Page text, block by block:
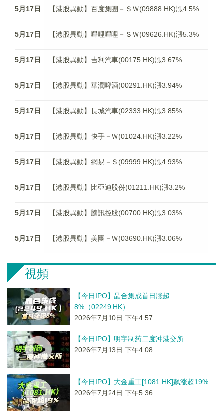
5月17日 【港股異動】百度集團－ＳＷ(09888.HK)漲4.5%
5月17日 【港股異動】嗶哩嗶哩－ＳＷ(09626.HK)漲5.3%
5月17日 【港股異動】吉利汽車(00175.HK)漲3.67%
5月17日 【港股異動】華潤啤酒(00291.HK)漲3.94%
5月17日 【港股異動】長城汽車(02333.HK)漲3.85%
5月17日 【港股異動】快手－Ｗ(01024.HK)漲3.22%
5月17日 【港股異動】網易－Ｓ(09999.HK)漲4.93%
5月17日 【港股異動】比亞迪股份(01211.HK)漲3.2%
5月17日 【港股異動】騰訊控股(00700.HK)漲3.03%
5月17日 【港股異動】美團－Ｗ(03690.HK)漲3.06%
視頻
【今日IPO】晶合集成首日涨超
8%（02249.HK）
2026年7月10日 下午4:57
【今日IPO】明宇制药二度冲港交所
2026年7月13日 下午4:08
【今日IPO】大金重工[1081.HK]飙涨超19%
2026年7月24日 下午5:36